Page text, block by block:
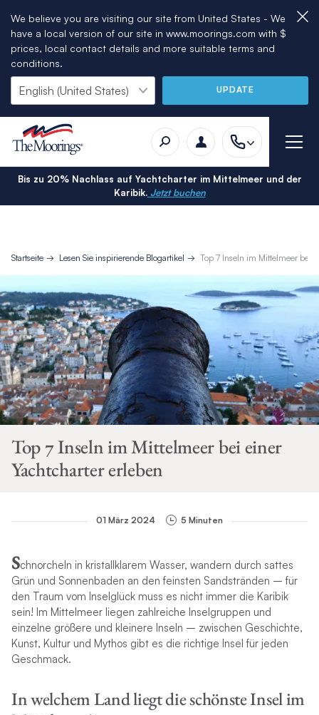
We believe you are visiting our site from United States - We
have a local version of our site in www.moorings.com with $
prices, local contact details and more suitable terms and
conditions.
UPDATE
Bis zu 20% Nachlass auf Yachtcharter im Mittelmeer und der
Karibik.Jetzt buchen
Startseite Lesen Sie inspirierende Blogartikel Top 7 Inseln im Mittelmeer bei
Top 7 Inseln im Mittelmeer bei einer
Yachtcharter erleben
01 März 2024 5 Minuten
Schnorcheln in kristallklarem Wasser, wandern durch sattes
Grün und Sonnenbaden an den feinsten Sandstränden – für
den Traum vom Inselglück muss es nicht immer die Karibik
sein! Im Mittelmeer liegen zahlreiche Inselgruppen und
einzelne größere und kleinere Inseln – zwischen Geschichte,
Kunst, Kultur und Mythos gibt es die richtige Insel für jeden
Geschmack.
In welchem Land liegt die schönste Insel im